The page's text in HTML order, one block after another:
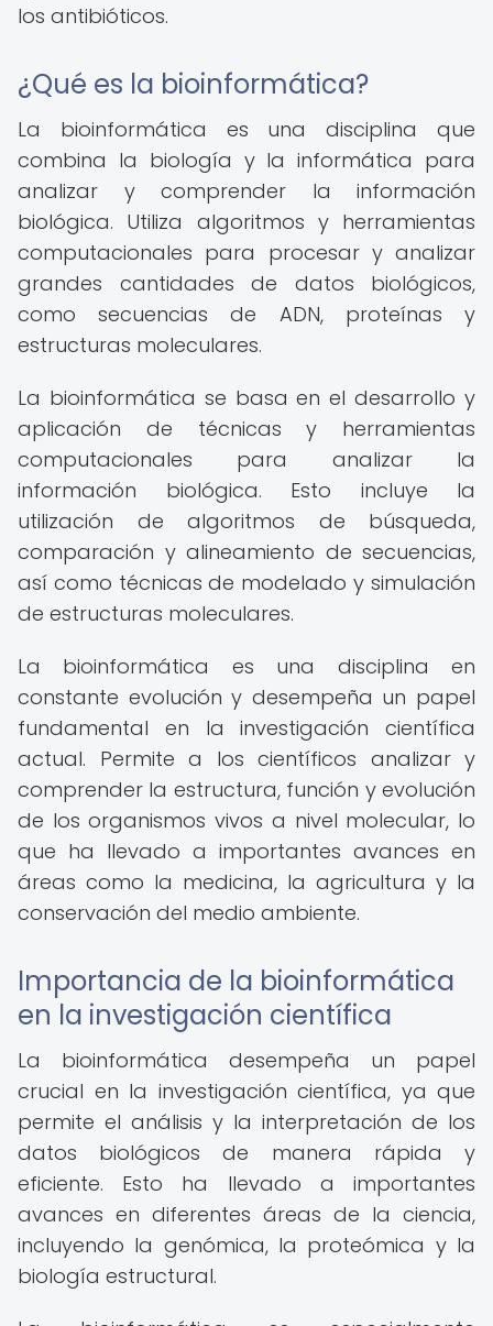
los antibióticos.
¿Qué es la bioinformática?
La bioinformática es una disciplina que
combina la biología y la informática para
analizar y comprender la información
biológica. Utiliza algoritmos y herramientas
computacionales para procesar y analizar
grandes cantidades de datos biológicos,
como secuencias de ADN, proteínas y
estructuras moleculares.
La bioinformática se basa en el desarrollo y
aplicación de técnicas y herramientas
computacionales para analizar la
información biológica. Esto incluye la
utilización de algoritmos de búsqueda,
comparación y alineamiento de secuencias,
así como técnicas de modelado y simulación
de estructuras moleculares.
La bioinformática es una disciplina en
constante evolución y desempeña un papel
fundamental en la investigación científica
actual. Permite a los científicos analizar y
comprender la estructura, función y evolución
de los organismos vivos a nivel molecular, lo
que ha llevado a importantes avances en
áreas como la medicina, la agricultura y la
conservación del medio ambiente.
Importancia de la bioinformática
en la investigación científica
La bioinformática desempeña un papel
crucial en la investigación científica, ya que
permite el análisis y la interpretación de los
datos biológicos de manera rápida y
eficiente. Esto ha llevado a importantes
avances en diferentes áreas de la ciencia,
incluyendo la genómica, la proteómica y la
biología estructural.